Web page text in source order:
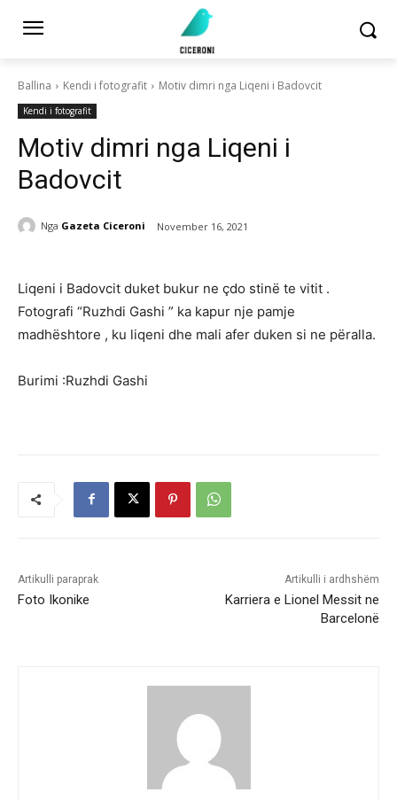
Ballina Kendi i fotografit Motiv dimri nga Liqeni i Badovcit
Kendi i fotografit
Motiv dimri nga Liqeni i
Badovcit
Nga Gazeta Ciceroni November 16, 2021
Liqeni i Badovcit duket bukur ne çdo stinë te vitit .
Fotografi “Ruzhdi Gashi ” ka kapur nje pamje
madhështore , ku liqeni dhe mali afer duken si ne përalla.
Burimi :Ruzhdi Gashi
Artikulli paraprak
Foto Ikonike
Artikulli i ardhshëm
Karriera e Lionel Messit ne
Barcelonë